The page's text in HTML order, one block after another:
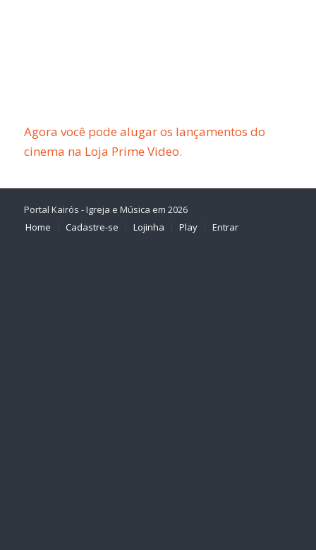
Agora você pode alugar os lançamentos do
cinema na Loja Prime Video.
Portal Kairós - Igreja e Música em 2026
Home
Cadastre-se Lojinha Play Entrar